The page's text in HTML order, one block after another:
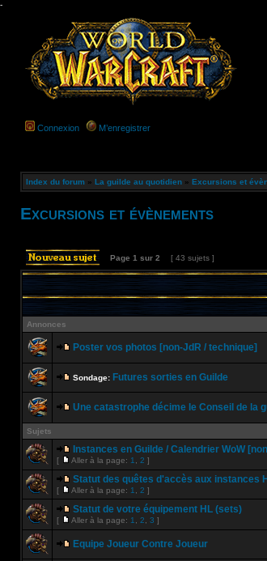
-
Connexion M’enregistrer
Index du forum » La guilde au quotidien » Excursions et
Excursions et évènements
Page 1 sur 2 [ 43 sujets ]
Annonces
Poster vos photos [non-JdR / technique]
Sondage: Futures sorties en Guilde
Une catastrophe décime le Conseil de la
Sujets
Instances en Guilde / Calendrier WoW
[ Aller à la page: 1 2 ]
Statut des quêtes d'accès aux instances
[ Aller à la page: 1 2 ]
Statut de votre équipement HL (sets)
[ Aller à la page: 1 2 3 ]
Equipe Joueur Contre Joueur